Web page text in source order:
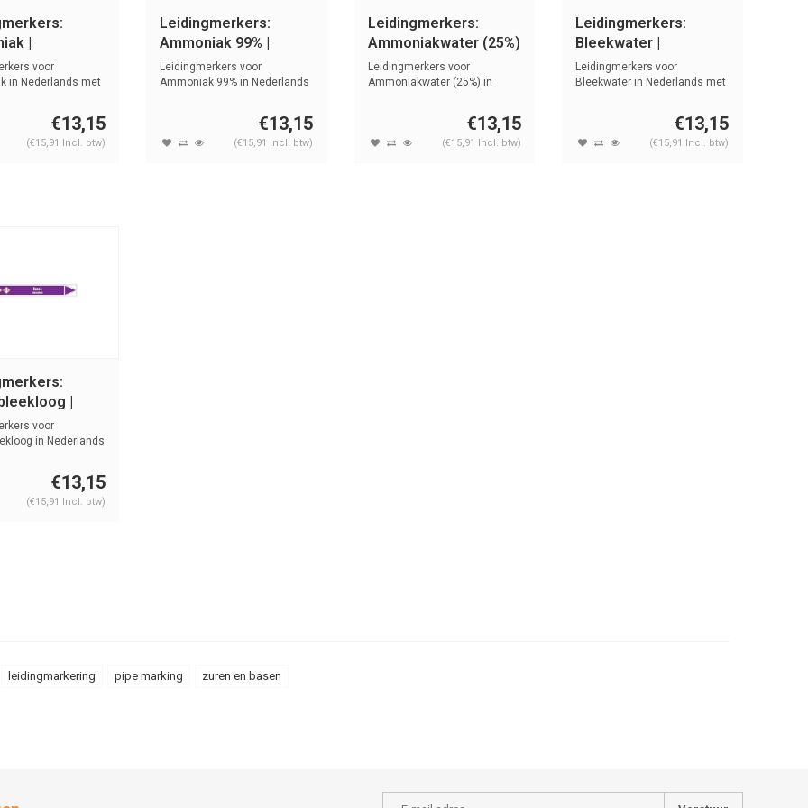
|
| Basen
voor
in Nederlands met
€13,15
(€15,91 Incl. btw)
Leidingmerkers:
Ammoniak 99% |
Nederlands | Basen
Leidingmerkers voor
Ammoniak 99% in Nederlands
€13,15
(€15,91 Incl. btw)
Leidingmerkers:
Ammoniakwater (25%)
| Nederlands | Basen
Leidingmerkers voor
Ammoniakwater (25%) in
€13,15
(€15,91 Incl. btw)
Leidingmerkers:
Bleekwater |
Nederlands | Basen
Leidingmerkers voor
Bleekwater in Nederlands met
€13,15
(€15,91 Incl. btw)
|
| Basen
voor
in Nederlands
€13,15
(€15,91 Incl. btw)
leidingmarkering pipe marking zuren en basen